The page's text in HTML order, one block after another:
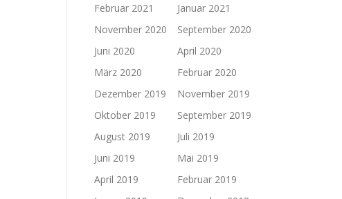
Februar 2021
Januar 2021
November 2020
September 2020
Juni 2020
April 2020
März 2020
Februar 2020
Dezember 2019
November 2019
Oktober 2019
September 2019
August 2019
Juli 2019
Juni 2019
Mai 2019
April 2019
Februar 2019